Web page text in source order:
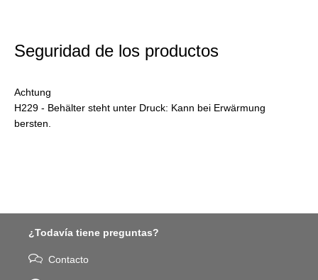
Seguridad de los productos
Achtung
H229 - Behälter steht unter Druck: Kann bei Erwärmung
bersten.
¿Todavía tiene preguntas?
Contacto